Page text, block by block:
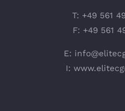
T: +49 561
F: +49 561
E:
I: